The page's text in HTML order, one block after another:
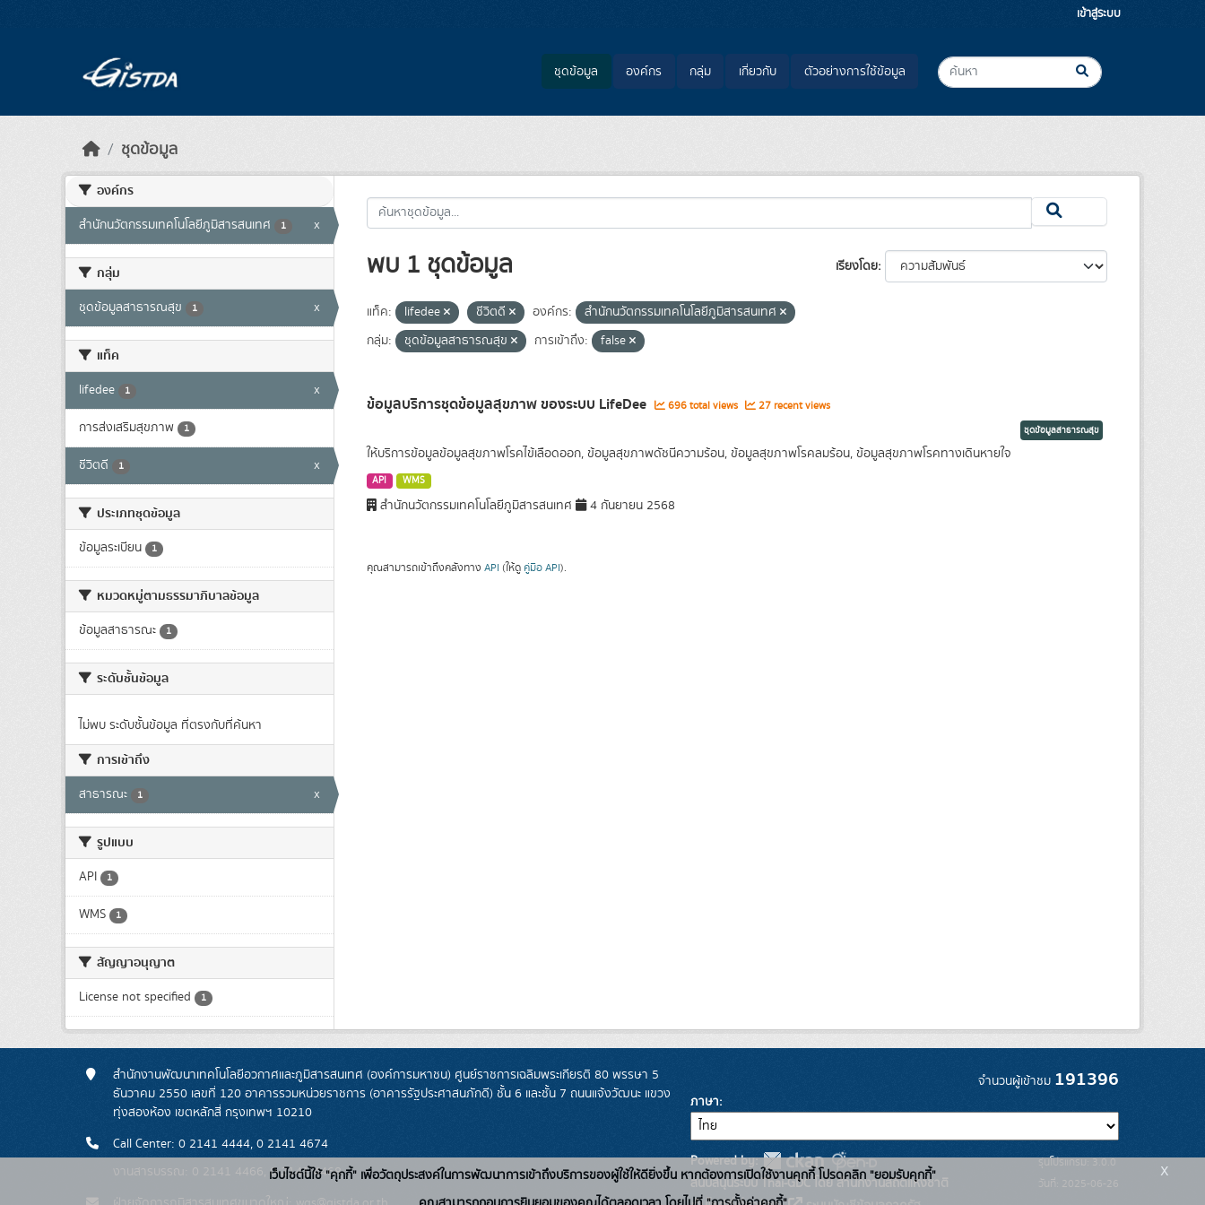
เข้าสู่ระบบ
ชุดข้อมูล องค์กร กลุ่ม เกี่ยวกับ ตัวอย่างการใช้ข้อมูล
ชุดข้อมูล
องค์กร
สำนักนวัตกรรมเทคโนโลยีภูมิสารสนเทศ 1 x
กลุ่ม
ชุดข้อมูลสาธารณสุข 1 x
แท็ค
lifedee 1 x
การส่งเสริมสุขภาพ 1
ชีวิตดี 1 x
ประเภทชุดข้อมูล
ข้อมูลระเบียน 1
หมวดหมู่ตามธรรมาภิบาลข้อมูล
ข้อมูลสาธารณะ 1
ระดับชั้นข้อมูล
ไม่พบ ระดับชั้นข้อมูล ที่ตรงกับที่ค้นหา
การเข้าถึง
สาธารณะ 1 x
รูปแบบ
API 1
WMS 1
สัญญาอนุญาต
License not specified 1
เรียงโดย
พบ 1 ชุดข้อมูล
แท็ค: lifedee ชีวิตดี องค์กร:
สำนักนวัตกรรมเทคโนโลยีภูมิสารสนเทศ
กลุ่ม:
ชุดข้อมูลสาธารณสุข การเข้าถึง: false
ข้อมูลบริการชุดข้อมูลสุขภาพ ของระบบ LifeDee 696 total views 27 recent views
ชุดข้อมูลสาธารณสุข
ให้บริการข้อมูลข้อมูลสุขภาพโรคไข้เลือดออก, ข้อมูลสุขภาพดัชนีความร้อน, ข้อมูลสุขภาพโรคลมร้อน, ข้อมูลสุขภาพโรคทางเดินหายใจ
API WMS
สำนักนวัตกรรมเทคโนโลยีภูมิสารสนเทศ 4 กันยายน 2568
คุณสามารถเข้าถึงคลังทาง API (ให้ดู คู่มือ API).
สำนักงานพัฒนาเทคโนโลยีอวกาศและภูมิสารสนเทศ (องค์การมหาชน) ศูนย์ราชการเฉลิมพระเกียรติ 80 พรรษา 5
ธันวาคม 2550 เลขที่ 120 อาคารรวมหน่วยราชการ (อาคารรัฐประศาสนภักดี) ชั้น 6 และชั้น 7 ถนนแจ้งวัฒนะ แขวง
ทุ่งสองห้อง เขตหลักสี่ กรุงเทพฯ 10210
Call Center: 0 2141 4444, 0 2141 4674
งานสารบรรณ: 0 2141 4466, 0 2141 4468
จำนวนผู้เข้าชม 191396
ภาษา
Powered by:
สนับสนุนระบบ Thai-GDC โดย สำนักงานสถิติแห่งชาติ
รุ่นโปรแกรม: 3.0.0
วันที่: 2025-06-26
เว็บไซต์นี้ใช้ "คุกกี้" เพื่อวัตถุประสงค์ในการพัฒนาการเข้าถึงบริการของผู้ใช้ให้ดียิ่งขึ้น หากต้องการเปิดใช้งานคุกกี้ โปรดคลิก "ยอมรับคุกกี้"
x